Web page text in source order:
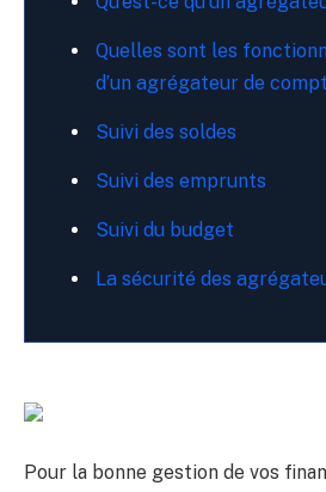
Quelles sont les
d’un agrégateur de
Suivi des soldes
Suivi des emprunts
Suivi du budget
La sécurité des
Pour la bonne gestion de vos